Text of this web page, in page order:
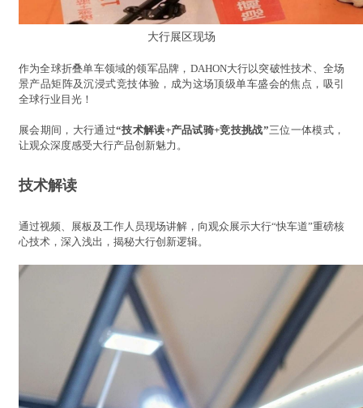
大行展区现场
作为全球折叠单车领域的领军品牌，DAHON大行以突破性技术、全场
景产品矩阵及沉浸式竞技体验，成为这场顶级单车盛会的焦点，吸引
全球行业目光！
展会期间，大行通过“技术解读+产品试骑+竞技挑战”三位一体模式，
让观众深度感受大行产品创新魅力。
技术解读
通过视频、展板及工作人员现场讲解，向观众展示大行“快车道”重磅核
心技术，深入浅出，揭秘大行创新逻辑。